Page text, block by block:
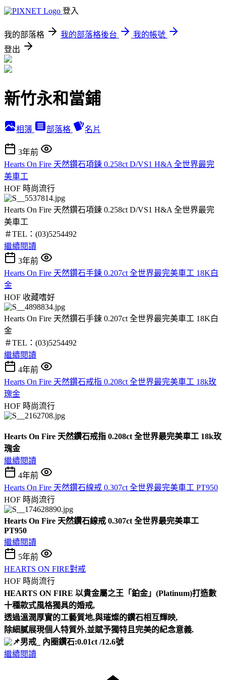
登入
我的部落格 我的部落格後台
我的帳號
登出
新竹永和當鋪
相簿 部落格 名片
3年前
Hearts On Fire 天然鑽石項鍊 0.258ct D/VS1 H&A 全世界最完
美車工
HOF 時尚流行
Hearts On Fire 天然鑽石項鍊 0.258ct D/VS1 H&A 全世界最完
美車工
＃TEL：(03)5254492
繼續閱讀
3年前
Hearts On Fire 天然鑽石手鍊 0.207ct 全世界最完美車工 18K白
金
HOF 收藏嗜好
Hearts On Fire 天然鑽石手鍊 0.207ct 全世界最完美車工 18K白
金
＃TEL：(03)5254492
繼續閱讀
4年前
Hearts On Fire 天然鑽石戒指 0.208ct 全世界最完美車工 18k玫
瑰金
HOF 時尚流行
Hearts On Fire 天然鑽石戒指 0.208ct 全世界最完美車工 18k玫
瑰金
繼續閱讀
4年前
Hearts On Fire 天然鑽石線戒 0.307ct 全世界最完美車工 PT950
HOF 時尚流行
Hearts On Fire 天然鑽石線戒 0.307ct 全世界最完美車工
PT950
繼續閱讀
5年前
HEARTS ON FIRE對戒
HOF 時尚流行
HEARTS ON FIRE 以貴金屬之王「鉑金」(Platinum)打造數
十種款式風格獨具的婚戒,
透過溫潤厚實的工藝質地,與璀燦的鑽石相互輝映,
除細膩展現個人特質外,並賦予獨特且完美的紀念意義.
男戒_ 內圈鑽石:0.01ct /12.6號
繼續閱讀